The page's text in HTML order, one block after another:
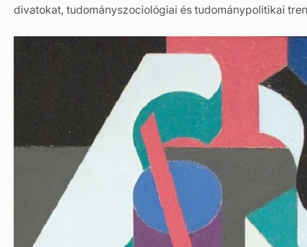
divatokat, tudományszociológiai és tudománypolitikai